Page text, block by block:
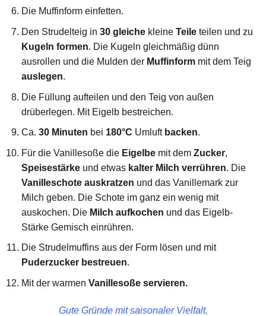
Die Muffinform einfetten.
Den Strudelteig in 30 gleichekleine Teileteilen und zu
Kugeln formen. Die Kugeln gleichmäßig dünn
ausrollen und die Mulden der Muffinformmit dem Teig
auslegen.
Die Füllung aufteilen und den Teig von außen
drüberlegen. Mit Eigelb bestreichen.
Ca. 30 Minuten bei 180°C Umluft backen.
Für die Vanillesoße die Eigelbemit dem Zucker,
Speisestärkeund etwas kalter Milch verrühren. Die
Vanilleschote auskratzen und das Vanillemark zur
Milch geben. Die Schote im ganz ein wenig mit
auskochen. Die Milch aufkochen und das Eigelb-
Stärke Gemisch einrühren.
Die Strudelmuffins aus der Form lösen und mit
Puderzucker bestreuen.
Mit der warmen Vanillesoße servieren.
Gute Gründe mit saisonaler Vielfalt,